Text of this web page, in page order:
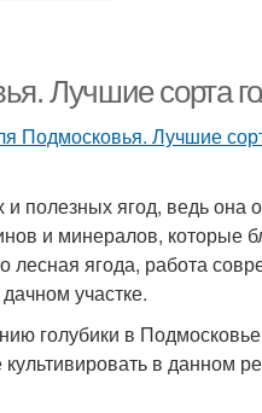
Лучшие сорта
полезных ягод, ведь она
и минералов, которые
лесная ягода, работа
участке.
голубики в
в данном